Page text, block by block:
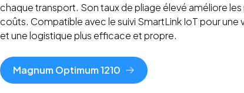
chaque transport. Son taux de pliage élevé améliore
coûts. Compatible avec le suivi SmartLink IoT pour une
et une logistique plus efficace et propre.
Magnum Optimum 1210